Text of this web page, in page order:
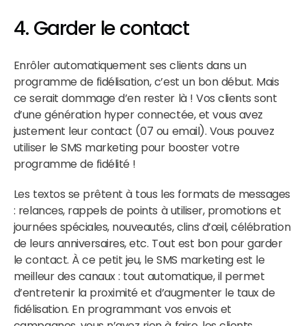
4. Garder le contact
Enrôler automatiquement ses clients dans un
programme de fidélisation, c’est un bon début. Mais
ce serait dommage d’en rester là ! Vos clients sont
d’une génération hyper connectée, et vous avez
justement leur contact (07 ou email). Vous pouvez
utiliser le SMS marketing pour booster votre
programme de fidélité !
Les textos se prêtent à tous les formats de messages
: relances, rappels de points à utiliser, promotions et
journées spéciales, nouveautés, clins d’œil, célébration
de leurs anniversaires, etc. Tout est bon pour garder
le contact. À ce petit jeu, le SMS marketing est le
meilleur des canaux : tout automatique, il permet
d’entretenir la proximité et d’augmenter le taux de
fidélisation. En programmant vos envois et